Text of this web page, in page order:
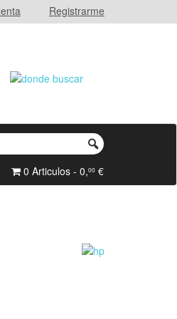
Registrarme
0 Articulos - 0,00 €